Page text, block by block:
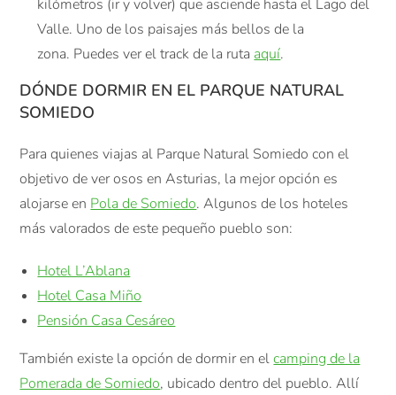
kilómetros (ir y volver) que asciende hasta el Lago del
Valle. Uno de los paisajes más bellos de la
zona. Puedes ver el track de la ruta aquí.
DÓNDE DORMIR EN EL PARQUE NATURAL
SOMIEDO
Para quienes viajas al Parque Natural Somiedo con el
objetivo de ver osos en Asturias, la mejor opción es
alojarse en Pola de Somiedo. Algunos de los hoteles
más valorados de este pequeño pueblo son:
Hotel L’Ablana
Hotel Casa Miño
Pensión Casa Cesáreo
También existe la opción de dormir en elcamping de la
Pomerada de Somiedo, ubicado dentro del pueblo. Allí